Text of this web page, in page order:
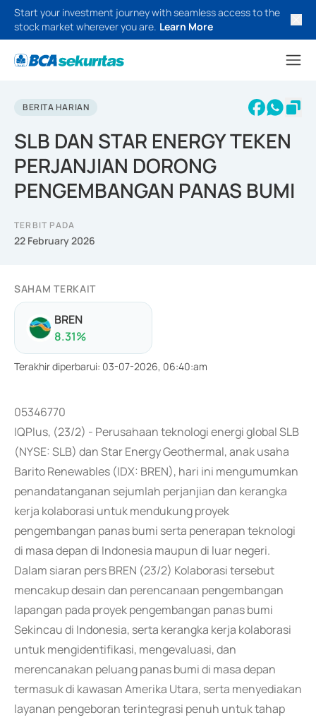
Start your investment journey with seamless access to the
stock market wherever you are. Learn More
BERITA HARIAN
SLB DAN STAR ENERGY TEKEN
PERJANJIAN DORONG
PENGEMBANGAN PANAS BUMI
TERBIT PADA
22 February 2026
SAHAM TERKAIT
BREN
8.31%
Terakhir diperbarui: 03-07-2026, 06:40:am
05346770
IQPlus, (23/2) - Perusahaan teknologi energi global SLB
(NYSE: SLB) dan Star Energy Geothermal, anak usaha
Barito Renewables (IDX: BREN), hari ini mengumumkan
penandatanganan sejumlah perjanjian dan kerangka
kerja kolaborasi untuk mendukung proyek
pengembangan panas bumi serta penerapan teknologi
di masa depan di Indonesia maupun di luar negeri.
Dalam siaran pers BREN (23/2) Kolaborasi tersebut
mencakup desain dan perencanaan pengembangan
lapangan pada proyek pengembangan panas bumi
Sekincau di Indonesia, serta kerangka kerja kolaborasi
untuk mengidentifikasi, mengevaluasi, dan
merencanakan peluang panas bumi di masa depan
termasuk di kawasan Amerika Utara, serta menyediakan
layanan pengeboran terintegrasi penuh untuk tahap